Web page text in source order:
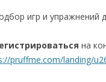
игр и упражнений
на
pruffme.com/landing/